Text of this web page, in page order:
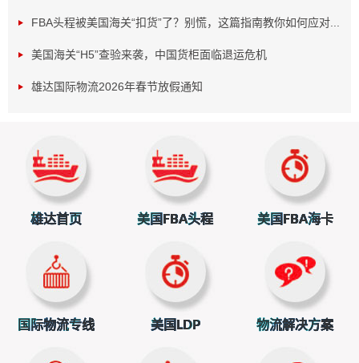
产品是硬性要求不能运输，雄达国际物流公司 也是做不到
的，所以不接以上几点的业务哦。
FBA头程被美国海关“扣货”了？别慌，这篇指南教你如何应对...
美国海关“H5”查验来袭，中国货柜面临退运危机
雄达国际物流2026年春节放假通知
雄达首页 美国FBA头程 美国FBA海卡
国际物流专线 美国LDP 物流解决方案